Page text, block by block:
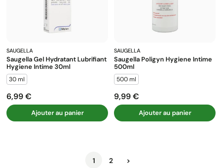
SAUGELLA
Saugella Gel Hydratant Lubrifiant
Hygiene Intime 30ml
30 ml
Prix
6,99 €
Ajouter au panier
SAUGELLA
Saugella Poligyn Hygiene Intime
500ml
500 ml
Prix
9,99 €
Ajouter au panier
1 2 Suivant
>